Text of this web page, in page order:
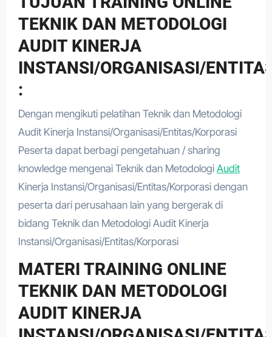
TEKNIK DAN METODOLOGI
AUDIT KINERJA
INSTANSI/ORGANISASI/
:
Dengan mengikuti pelatihan Teknik dan Metodologi
Audit Kinerja Instansi/Organisasi/Entitas/Korporasi
Peserta dapat berbagi pengetahuan / sharing
knowledge mengenai Teknik dan Metodologi Audit
Kinerja Instansi/Organisasi/Entitas/Korporasi dengan
peserta dari perusahaan lain yang bergerak di
bidang Teknik dan Metodologi Audit Kinerja
Instansi/Organisasi/Entitas/Korporasi
MATERI TRAINING ONLINE
TEKNIK DAN METODOLOGI
AUDIT KINERJA